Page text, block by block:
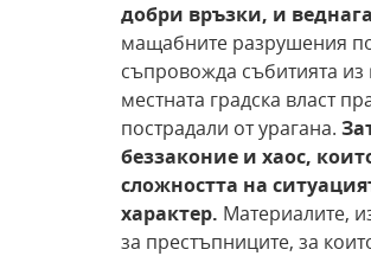
добри връзки, и веднага
мащабните разрушения
съпровожда събитията
местната градска власт
пострадали от урагана.
беззаконие и хаос,
сложността на
характер. Материалите,
за престъпниците, за